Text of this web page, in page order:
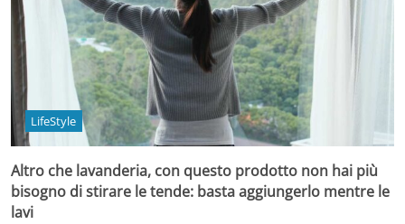
LifeStyle
Altro che lavanderia, con questo prodotto non hai più
bisogno di stirare le tende: basta aggiungerlo mentre le
lavi